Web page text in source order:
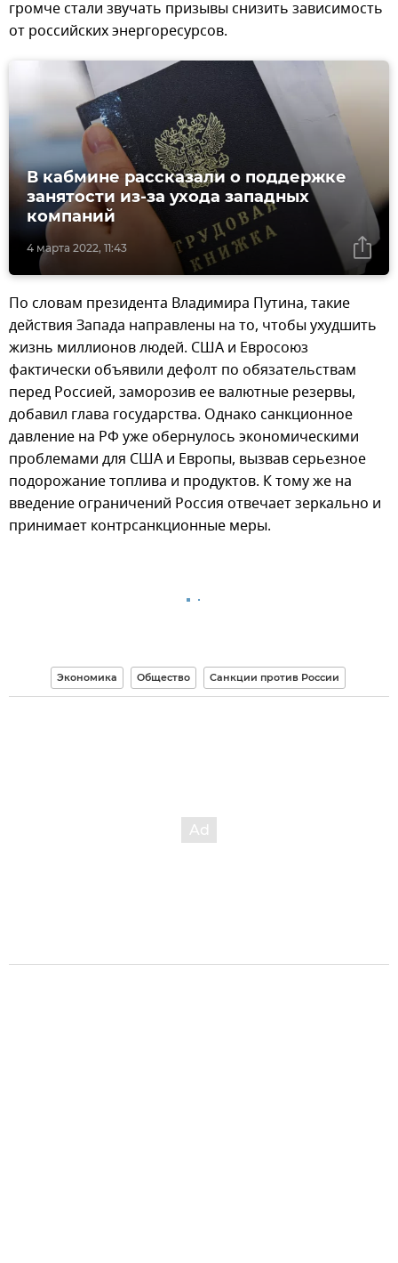
громче стали звучать призывы снизить зависимость
от российских энергоресурсов.
4 марта 2022, 11:43
В кабмине рассказали о поддержке
занятости из-за ухода западных
компаний
По словам президента Владимира Путина, такие
действия Запада направлены на то, чтобы ухудшить
жизнь миллионов людей. США и Евросоюз
фактически объявили дефолт по обязательствам
перед Россией, заморозив ее валютные резервы,
добавил глава государства. Однако санкционное
давление на РФ уже обернулось экономическими
проблемами для США и Европы, вызвав серьезное
подорожание топлива и продуктов. К тому же на
введение ограничений Россия отвечает зеркально и
принимает контрсанкционные меры.
Экономика Общество Санкции против России